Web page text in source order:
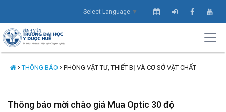
Select Language ▼
THÔNG BÁO PHÒNG VẬT TƯ, THIẾT BỊ VÀ CƠ SỞ VẬT CHẤT
Thông báo mời chào giá Mua Optic 30 độ